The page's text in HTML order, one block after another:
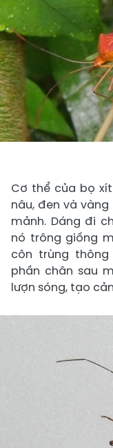
Cơ thể của bọ
nâu, đen và
mảnh. Dáng đi
nó trông giống
côn trùng
phần chân sau
lượn sóng, tạo